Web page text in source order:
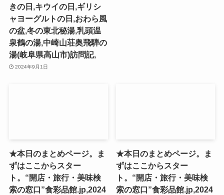
きの日,キウイの日,ギリシ
ャヨーグルトの日,おわら風
の盆,冬の東北秘湯,乳頭温
泉鶴の湯,中崎山荘奥飛騨の
湯(岐阜県高山市)訪問記,
2024年9月1日
★本日のまとめページ。ま
ずはここからスター
ト。“開店・旅行・美味検
索の窓口”食彩品館.jp,2024
★本日のまとめページ。ま
ずはここからスター
ト。“開店・旅行・美味検
索の窓口”食彩品館.jp,2024